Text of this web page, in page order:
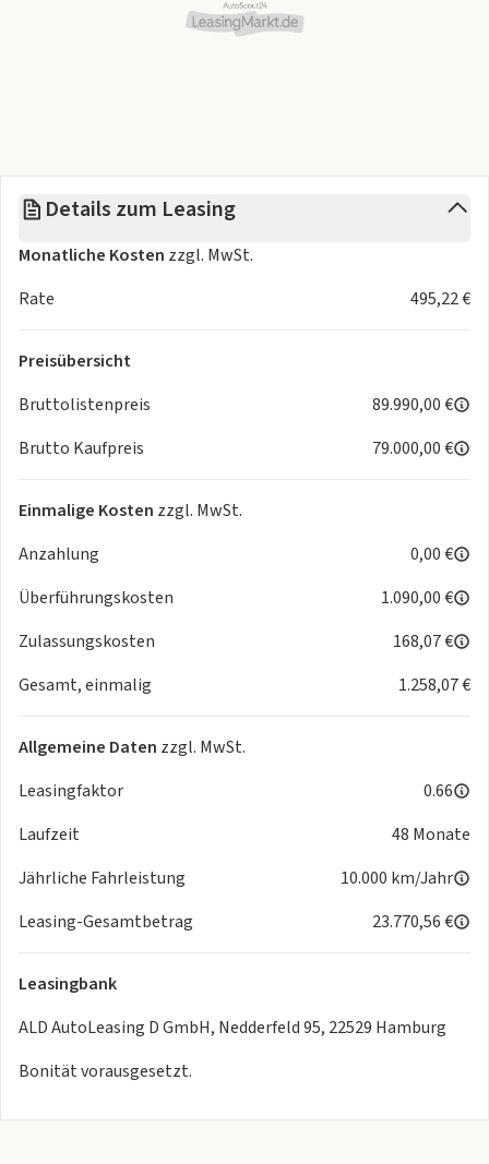
Details zum Leasing
Monatliche Kosten zzgl. MwSt.
Rate
495,22 €
Preisübersicht
Bruttolistenpreis
89.990,00 €
Brutto Kaufpreis
79.000,00 €
Einmalige Kosten zzgl. MwSt.
Anzahlung
0,00 €
Überführungskosten
1.090,00 €
Zulassungskosten
168,07 €
Gesamt, einmalig
1.258,07 €
Allgemeine Daten zzgl. MwSt.
Leasingfaktor
0.66
Laufzeit
48 Monate
Jährliche Fahrleistung
10.000 km/Jahr
Leasing-Gesamtbetrag
23.770,56 €
Leasingbank
ALD AutoLeasing D GmbH, Nedderfeld 95, 22529 Hamburg
Bonität vorausgesetzt.